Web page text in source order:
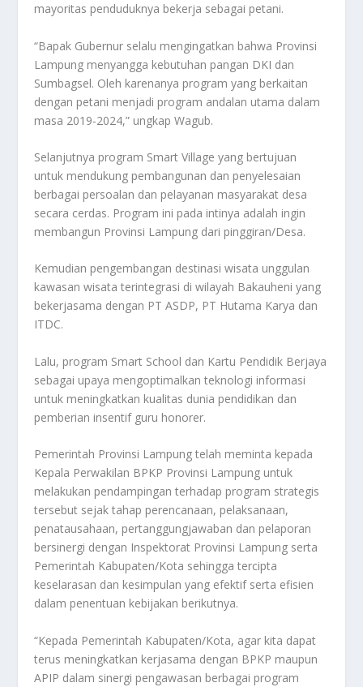
mayoritas penduduknya bekerja sebagai petani.
“Bapak Gubernur selalu mengingatkan bahwa Provinsi
Lampung menyangga kebutuhan pangan DKI dan
Sumbagsel. Oleh karenanya program yang berkaitan
dengan petani menjadi program andalan utama dalam
masa 2019-2024,” ungkap Wagub.
Selanjutnya program Smart Village yang bertujuan
untuk mendukung pembangunan dan penyelesaian
berbagai persoalan dan pelayanan masyarakat desa
secara cerdas. Program ini pada intinya adalah ingin
membangun Provinsi Lampung dari pinggiran/Desa.
Kemudian pengembangan destinasi wisata unggulan
kawasan wisata terintegrasi di wilayah Bakauheni yang
bekerjasama dengan PT ASDP, PT Hutama Karya dan
ITDC.
Lalu, program Smart School dan Kartu Pendidik Berjaya
sebagai upaya mengoptimalkan teknologi informasi
untuk meningkatkan kualitas dunia pendidikan dan
pemberian insentif guru honorer.
Pemerintah Provinsi Lampung telah meminta kepada
Kepala Perwakilan BPKP Provinsi Lampung untuk
melakukan pendampingan terhadap program strategis
tersebut sejak tahap perencanaan, pelaksanaan,
penatausahaan, pertanggungjawaban dan pelaporan
bersinergi dengan Inspektorat Provinsi Lampung serta
Pemerintah Kabupaten/Kota sehingga tercipta
keselarasan dan kesimpulan yang efektif serta efisien
dalam penentuan kebijakan berikutnya.
“Kepada Pemerintah Kabupaten/Kota, agar kita dapat
terus meningkatkan kerjasama dengan BPKP maupun
APIP dalam sinergi pengawasan berbagai program